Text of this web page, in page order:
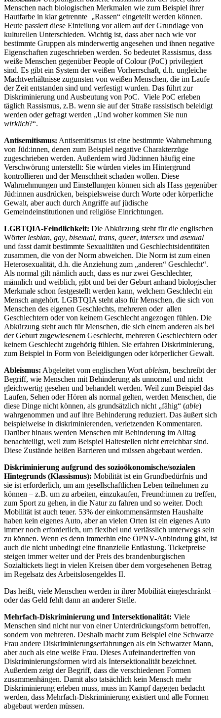
Menschen nach biologischen Merkmalen wie zum Beispiel ihrer
Hautfarbe in klar getrennte „Rassen“ eingeteilt werden können.
Heute passiert diese Einteilung vor allem auf der Grundlage von
kulturellen Unterschieden. Wichtig ist, dass aber nach wie vor
bestimmte Gruppen als minderwertig angesehen und ihnen negative
Eigenschaften zugeschrieben werden. So bedeutet Rassismus, dass
weiße Menschen gegenüber People of Colour (PoC) privilegiert
sind. Es gibt ein System der weißen Vorherrschaft, d.h. ungleiche
Machtverhältnisse zugunsten von weißen Menschen, die im Laufe
der Zeit entstanden sind und verfestigt wurden. Das führt zur
Diskriminierung und Ausbeutung von PoC. Viele PoC erleben
täglich Rassismus, z.B. wenn sie auf der Straße rassistisch beleidigt
werden oder gefragt werden „Und woher kommen Sie nun
wirklich?“.
Antisemitismus: Antisemitismus ist eine bestimmte Wahrnehmung
von Jüd:innen, denen zum Beispiel negative Charakterzüge
zugeschrieben werden. Außerdem wird Jüd:innen häufig eine
Verschwörung unterstellt: Sie würden vieles im Hintergrund
kontrollieren und der Menschheit schaden wollen. Diese
Wahrnehmungen und Einstellungen können sich als Hass gegenüber
Jüd:innen ausdrücken, beispielsweise durch Worte oder körperliche
Gewalt, aber auch durch Angriffe auf jüdische
Gemeindeinstitutionen und religiöse Einrichtungen.
LGBTQIA-Feindlichkeit: Die Abkürzung steht für die englischen
Wörter lesbian, gay, bisexual, trans, queer, intersex und asexual
und fasst damit bestimmte Sexualitäten und Geschlechtsidentitäten
zusammen, die von der Norm abweichen. Die Norm ist zum einen
Heterosexualität, d.h. die Anziehung zum „anderen“ Geschlecht“.
Als normal gilt nämlich auch, dass es nur zwei Geschlechter,
männlich und weiblich, gibt und bei der Geburt anhand biologischer
Merkmale schon festgestellt werden kann, welchem Geschlecht ein
Mensch angehört. LGBTQIA steht also für Menschen, die sich von
Menschen des eigenen Geschlechts, mehreren oder allen
Geschlechtern oder von keinem Geschlecht angezogen fühlen. Die
Abkürzung steht auch für Menschen, die sich einem anderen als bei
der Geburt zugewiesenem Geschlecht, mehreren Geschlechtern oder
keinem Geschlecht zugehörig fühlen. Sie erfahren Diskriminierung,
zum Beispiel in Form von Beleidigungen oder körperlicher Gewalt.
Ableismus: Abgeleitet vom englischen Wort ableism, beschreibt der
Begriff, wie Menschen mit Behinderung als unnormal und nicht
gleichwertig gesehen und behandelt werden. Weil zum Beispiel das
Laufen, Sehen oder Hören als normal gelten, werden Menschen, die
diese Dinge nicht können, als grundsätzlich nicht „fähig“ (able)
wahrgenommen und auf ihre Behinderung reduziert. Das äußert sich
beispielweise in diskriminierenden, verletzenden Kommentaren.
Darüber hinaus werden Menschen mit Behinderung im Alltag
benachteiligt, weil zum Beispiel Haltestellen nicht erreichbar sind.
Diese Zustände heißen Barrieren und müssen abgebaut werden.
Diskriminierung aufgrund des sozioökonomische/sozialen
Hintegrunds (Klassismus): Mobilität ist ein Grundbedürfnis und
sie ist erforderlich, um am gesellschaftlichen Leben teilnehmen zu
können – z.B. um zu arbeiten, einzukaufen, Freund:innen zu treffen,
zum Sport zu gehen, in die Natur zu fahren und so weiter. Doch
Mobilität ist auch teuer. 53% der einkommensärmsten Haushalte
haben kein eigenes Auto, aber an vielen Orten ist ein eigenes Auto
immer noch erforderlich, um flexibel und verlässlich unterwegs sein
zu können. Wenn es denn immerhin eine ÖPNV-Anbindung gibt, ist
auch die nicht unbedingt eine finanzielle Entlastung. Ticketpreise
steigen immer weiter und der Preis des brandenburgischen
Sozialtickets liegt in vielen Kreisen über dem vorgesehenen Betrag
im Regelsatz des Arbeitslosengeldes II.
Das heißt, viele Menschen werden in ihrer Mobilität eingeschränkt –
oder das Geld fehlt dann an anderer Stelle.
Mehrfach-Diskriminierung und Intersektionalität: Viele
Menschen sind nicht nur von einer Unterdrückungsform betroffen,
sondern von mehreren. Deshalb macht zum Beispiel eine Schwarze
Frau andere Diskriminierungserfahrungen als ein Schwarzer Mann,
aber auch als eine weiße Frau. Dieses Aufeinandertreffen von
Diskriminierungsformen wird als Intersektionalität bezeichnet.
Außerdem zeigt der Begriff, dass die verschiedenen Formen
zusammenhängen. Damit also tatsächlich kein Mensch mehr
Diskriminierung erleben muss, muss im Kampf dagegen bedacht
werden, dass Mehrfach-Diskriminierung existiert und alle Formen
abgebaut werden müssen.